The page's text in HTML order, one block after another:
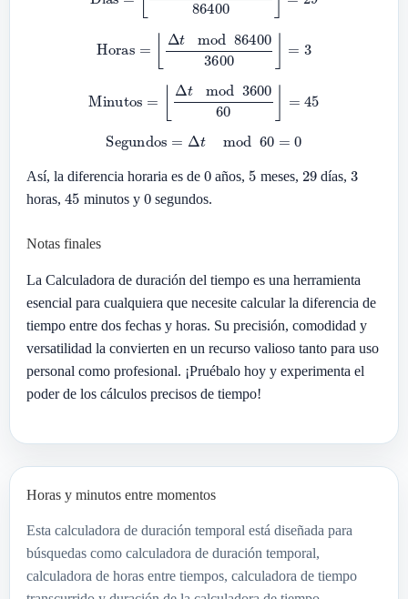
í
⌊ tmod 864003600 ⌋
= Δ tmod 360060⌋ =
Segundos=Δ mod60=0
Así, la diferencia horaria es de 0 años, 5 meses, 29 días,3
horas, 45 minutos y 0segundos.
Notas finales
La Calculadora de duración del tiempo es una herramienta
esencial para cualquiera que necesite calcular la diferencia de
tiempo entre dos fechas y horas. Su precisión, comodidad y
versatilidad la convierten en un recurso valioso tanto para uso
personal como profesional. ¡Pruébalo hoy y experimenta el
poder de los cálculos precisos de tiempo!
Horas y minutos entre momentos
Esta calculadora de duración temporal está diseñada para
búsquedas como calculadora de duración temporal,
calculadora de horas entre tiempos, calculadora de tiempo